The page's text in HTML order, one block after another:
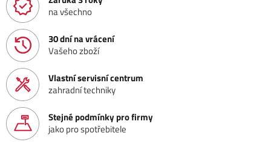
na všechno
30 dní na vrácení
Vašeho zboží
Vlastní servisní centrum
zahradní techniky
Stejné podmínky pro firmy
jako pro spotřebitele